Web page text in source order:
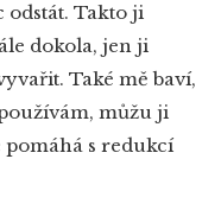
odstát. Takto ji
dokola, jen ji
Také mě baví,
můžu ji
pomáhá s redukcí